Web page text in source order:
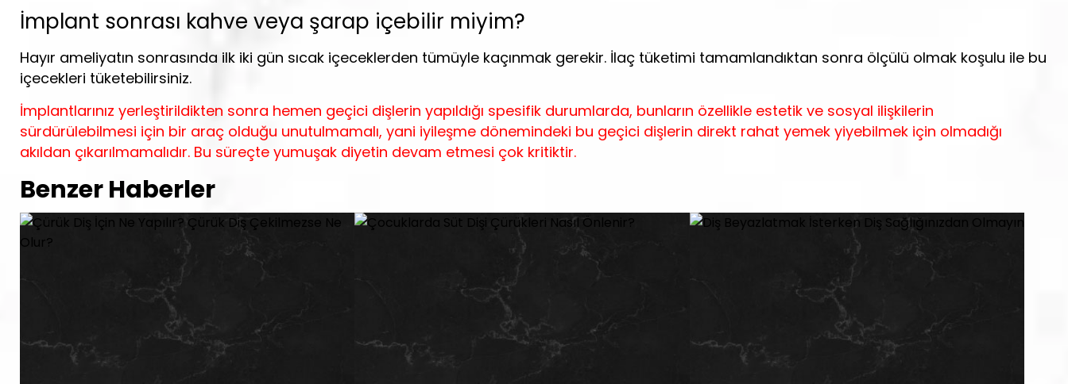
İmplant sonrası kahve veya şarap içebilir miyim?
Hayır ameliyatın sonrasında ilk iki gün sıcak içeceklerden tümüyle kaçınmak gerekir. İlaç tüketimi tamamlandıktan sonra ölçülü olmak koşulu ile bu
içecekleri tüketebilirsiniz.
İmplantlarınız yerleştirildikten sonra hemen geçici dişlerin yapıldığı spesifik durumlarda, bunların özellikle estetik ve sosyal ilişkilerin
sürdürülebilmesi için bir araç olduğu unutulmamalı, yani iyileşme dönemindeki bu geçici dişlerin direkt rahat yemek yiyebilmek için olmadığı
akıldan çıkarılmamalıdır. Bu süreçte yumuşak diyetin devam etmesi çok kritiktir.
Benzer Haberler